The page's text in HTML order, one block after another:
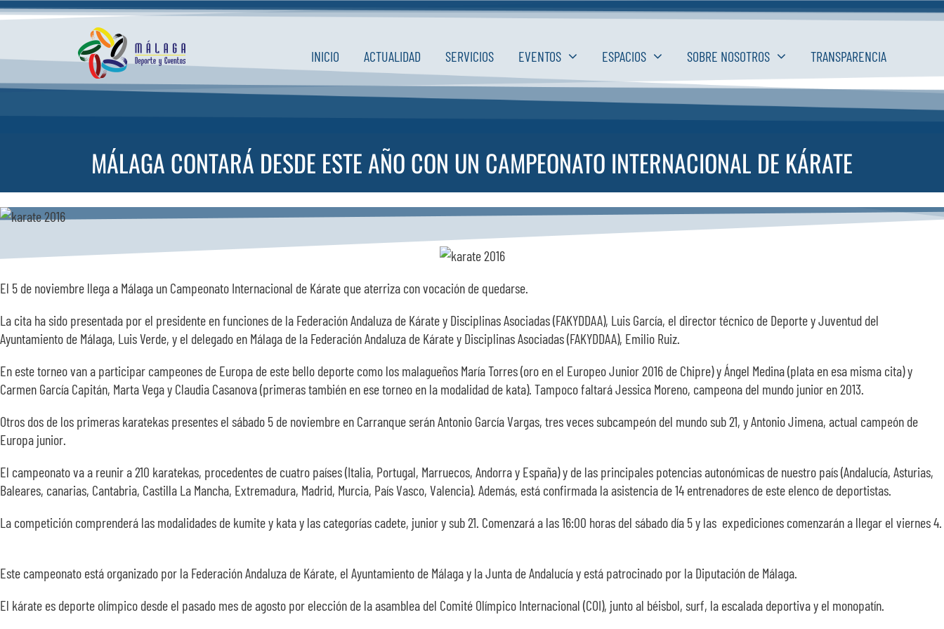
Saltar
INICIO ACTUALIDAD SERVICIOS EVENTOS ESPACIOS SOBRE NOSOTROS TRANSPARENCIA
MÁLAGA CONTARÁ DESDE ESTE AÑO CON UN CAMPEONATO INTERNACIONAL DE KÁRATE
El 5 de noviembre llega a Málaga un Campeonato Internacional de Kárate que aterriza con vocación de quedarse.
La cita ha sido presentada por el presidente en funciones de la Federación Andaluza de Kárate y Disciplinas Asociadas (FAKYDDAA), Luis García, el director técnico de Deporte y Juventud del
Ayuntamiento de Málaga, Luis Verde, y el delegado en Málaga de la Federación Andaluza de Kárate y Disciplinas Asociadas (FAKYDDAA), Emilio Ruiz.
En este torneo van a participar campeones de Europa de este bello deporte como los malagueños María Torres (oro en el Europeo Junior 2016 de Chipre) y Ángel Medina (plata en esa misma cita) y
Carmen García Capitán, Marta Vega y Claudia Casanova (primeras también en ese torneo en la modalidad de kata). Tampoco faltará Jessica Moreno, campeona del mundo junior en 2013.
Otros dos de los primeras karatekas presentes el sábado 5 de noviembre en Carranque serán Antonio García Vargas, tres veces subcampeón del mundo sub 21, y Antonio Jimena, actual campeón de
Europa junior.
El campeonato va a reunir a 210 karatekas, procedentes de cuatro países (Italia, Portugal, Marruecos, Andorra y España) y de las principales potencias autonómicas de nuestro país (Andalucía, Asturias,
Baleares, canarias, Cantabria, Castilla La Mancha, Extremadura, Madrid, Murcia, País Vasco, Valencia). Además, está confirmada la asistencia de 14 entrenadores de este elenco de deportistas.
La competición comprenderá las modalidades de kumite y kata y las categorías cadete, junior y sub 21. Comenzará a las 16:00 horas del sábado día 5 y las expediciones comenzarán a llegar el viernes 4.
Este campeonato está organizado por la Federación Andaluza de Kárate, el Ayuntamiento de Málaga y la Junta de Andalucía y está patrocinado por la Diputación de Málaga.
El kárate es deporte olímpico desde el pasado mes de agosto por elección de la asamblea del Comité Olímpico Internacional (COI), junto al béisbol, surf, la escalada deportiva y el monopatín.